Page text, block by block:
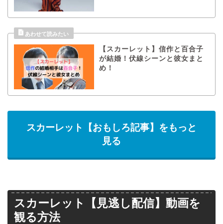
【スカーレット】信作と百合子
が結婚！伏線シーンと彼女まと
め！
スカーレット【おもしろ記事】をもっと
見る
スカーレット【見逃し配信】動画を
観る方法